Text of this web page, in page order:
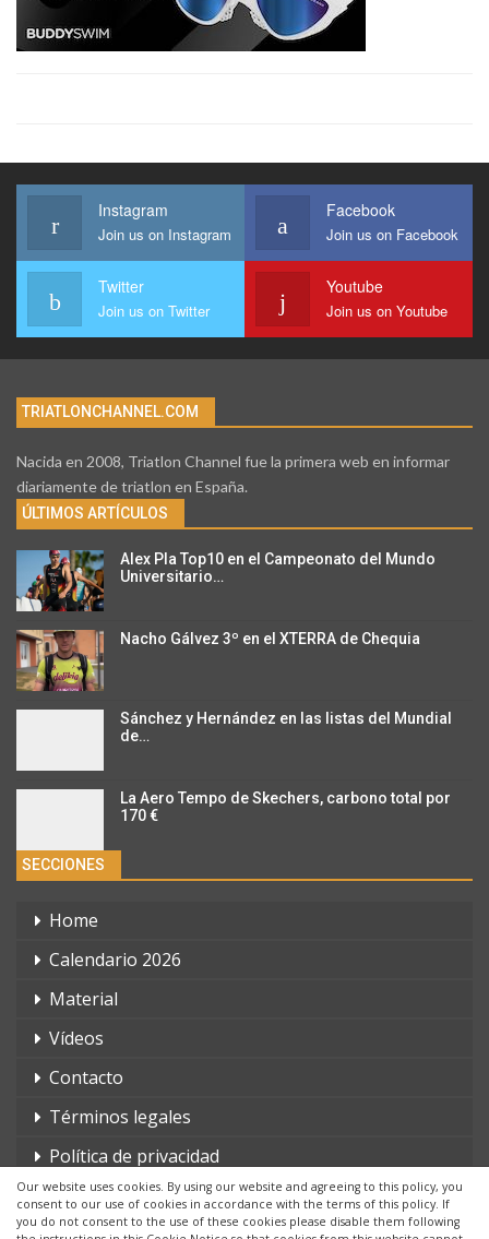
Our website uses cookies. By using our website and agreeing to this policy, you
consent to our use of cookies in accordance with the terms of this policy. If
you do not consent to the use of these cookies please disable them following
Instagram
Join us on Instagram
Facebook
Join us on Facebook
Twitter
Join us on Twitter
Youtube
Join us on Youtube
TRIATLONCHANNEL.COM
Nacida en 2008, Triatlon Channel fue la primera web en informar
diariamente de triatlon en España.
ÚLTIMOS ARTÍCULOS
Alex Pla Top10 en el Campeonato del Mundo
Universitario…
Nacho Gálvez 3º en el XTERRA de Chequia
Sánchez y Hernández en las listas del Mundial
de…
La Aero Tempo de Skechers, carbono total por
170 €
SECCIONES
Home
Calendario 2026
Material
Vídeos
Contacto
Términos legales
Política de privacidad